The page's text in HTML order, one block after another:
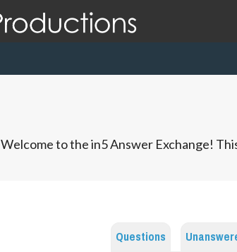
Welcome to the in5 Answer Exchange!
Questions